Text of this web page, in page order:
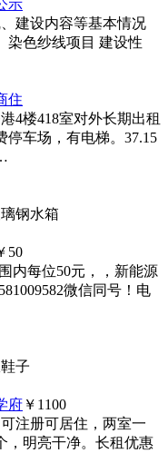
示
建设内容等基本情况
染色纱线项目 建设性
住
4楼418室对外长期出租
停车场，有电梯。37.15
钢水箱
50
内每位50元，，新能源
微信同号！电
子
府 ￥1100
注册可居住，两室一
，明亮干净。长租优惠